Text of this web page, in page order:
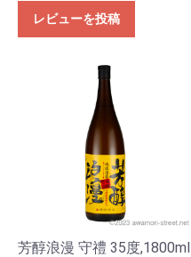
レビューを投稿
芳醇浪漫 守禮 35度,1800ml